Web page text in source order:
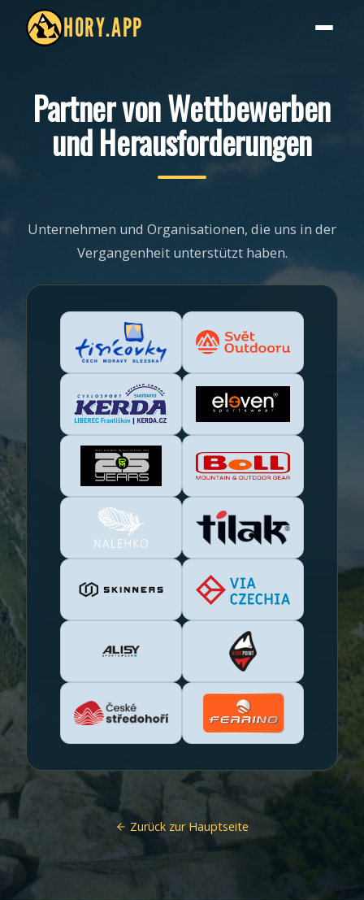
HORY.APP
Partner von Wettbewerben
und Herausforderungen
Unternehmen und Organisationen, die uns in der
Vergangenheit unterstützt haben.
Zurück zur Hauptseite